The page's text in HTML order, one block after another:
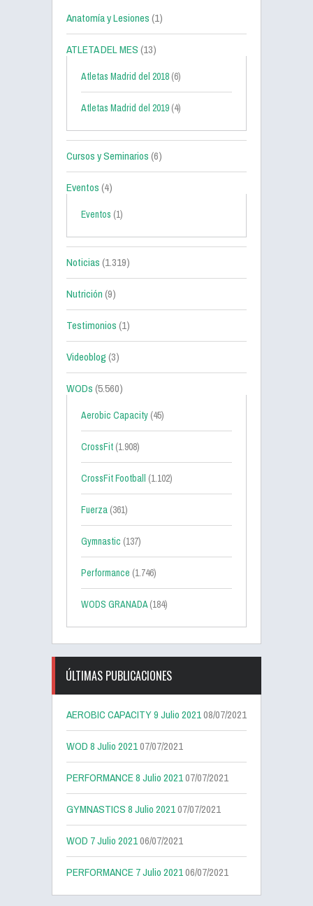
Anatomía y Lesiones(1)
ATLETA DEL MES(13)
Atletas Madrid del 2018 (6)
Atletas Madrid del 2019 (4)
Cursos y Seminarios(6)
Eventos(4)
Eventos (1)
Noticias(1.319)
Nutrición(9)
Testimonios(1)
Videoblog(3)
WODs(5.560)
Aerobic Capacity (45)
CrossFit (1.908)
CrossFit Football (1.102)
Fuerza (361)
Gymnastic (137)
Performance (1.746)
WODS GRANADA(184)
ÚLTIMAS PUBLICACIONES
AEROBIC CAPACITY 9 Julio 202108/07/2021
WOD 8 Julio 202107/07/2021
PERFORMANCE 8 Julio 202107/07/2021
GYMNASTICS 8 Julio 202107/07/2021
WOD 7 Julio 202106/07/2021
PERFORMANCE 7 Julio 202106/07/2021